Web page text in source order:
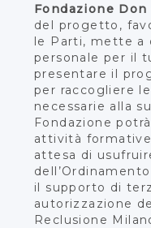
Fondazione
del progetto,
le Parti, mette a
personale per il
presentare il
per raccogliere
necessarie alla
Fondazione
attività
attesa di
il supporto di
autorizzazione
Reclusione